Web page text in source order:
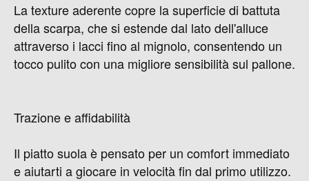
La texture aderente copre la superficie di battuta
della scarpa, che si estende dal lato dell'alluce
attraverso i lacci fino al mignolo, consentendo un
tocco pulito con una migliore sensibilità sul pallone.
Trazione e affidabilità
Il piatto suola è pensato per un comfort immediato
e aiutarti a giocare in velocità fin dal primo utilizzo.